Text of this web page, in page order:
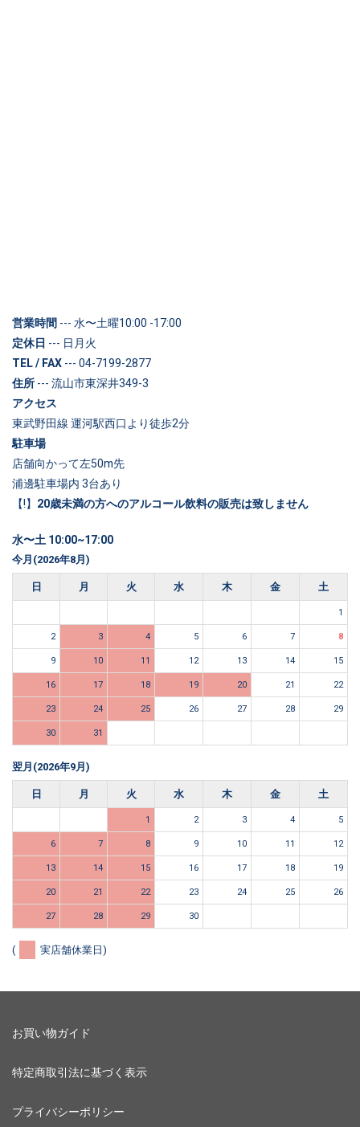
営業時間--- 水〜土曜10:00 -17:00
定休日 --- 日月火
TEL / FAX--- 04-7199-2877
住所--- 流山市東深井349-3
アクセス
東武野田線 運河駅西口より徒歩2分
駐車場
店舗向かって左50m先
浦邊駐車場内 3台あり
【!】 20歳未満の方へのアルコール飲料の販売は致しません
水〜土 10:00~17:00
今月(2026年8月)
日
月 火 水 木 金 土
1
2
3 4 5 6 7
8
9
10 11 12 13 14
15
16
17 18 19 20 21
22
23
24 25 26 27 28
29
30
31
翌月(2026年9月)
日
月 火 水 木 金 土
1 2 3 4
5
6
7 8 9 10 11
12
13
14 15 16 17 18
19
20
21 22 23 24 25
26
27
28 29 30
( 実店舗休業日)
お買い物ガイド
特定商取引法に基づく表示
プライバシーポリシー